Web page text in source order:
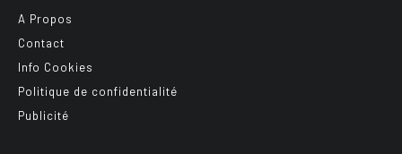
A Propos
Contact
Info Cookies
Politique de confidentialité
Publicité